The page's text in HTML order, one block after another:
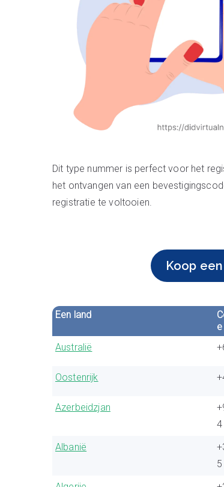
Dit type nummer is perfect voor het
het ontvangen van een
registratie te voltooien.
Koop
Een land
e
Australië
Oostenrijk
Azerbeidzjan
4
Albanië
5